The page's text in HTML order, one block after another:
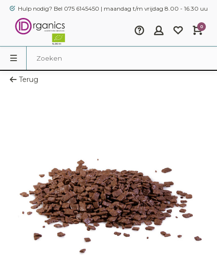
Hulp nodig? Bel 075 6145450 | maandag t/m vrijdag 8.00 - 16.30 uur
0
Terug